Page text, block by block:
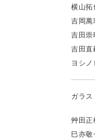
横山拓
吉岡萬
吉田崇
吉田直
ヨシノ
ガラス
艸田正
巳亦敬